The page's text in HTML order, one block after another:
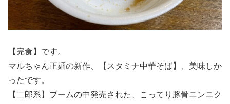
【完食】です。
マルちゃん正麺の新作、【スタミナ中華そば】、美味しか
ったです。
【二郎系】ブームの中発売された、こってり豚骨ニンニク